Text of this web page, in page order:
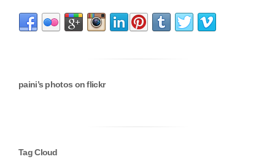
paini’s photos on flickr
Tag Cloud